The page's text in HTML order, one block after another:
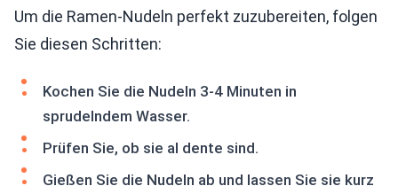
Um die Ramen-Nudeln perfekt zuzubereiten, folgen
Sie diesen Schritten:
Kochen Sie die Nudeln 3-4 Minuten in
sprudelndem Wasser.
Prüfen Sie, ob sie al dente sind.
Gießen Sie die Nudeln ab und lassen Sie sie kurz